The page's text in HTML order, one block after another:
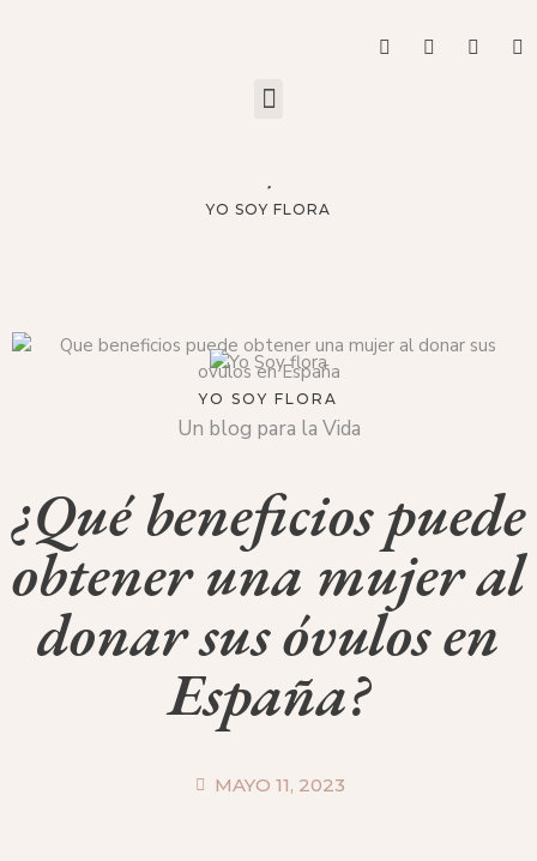
YO SOY FLORA
YO SOY FLORA
Un blog para la Vida
¿Qué beneficios puede
obtener una mujer al
donar sus óvulos en
España?
MAYO 11, 2023